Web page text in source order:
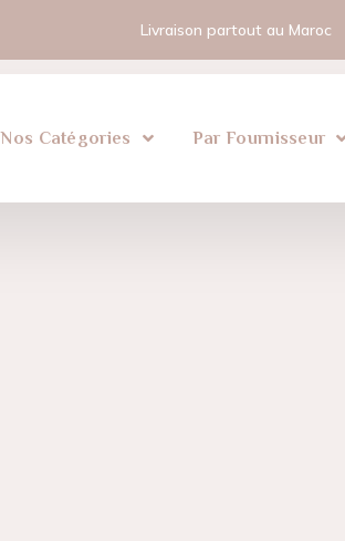
Livraison partout au Maroc
Nos Catégories Par Fournisseur